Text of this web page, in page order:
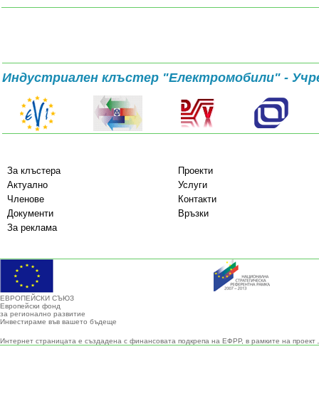
Индустриален клъстер "Електромобили" -
За клъстера
Проекти
Актуално
Услуги
Членове
Контакти
Документи
Връзки
За реклама
ЕВРОПЕЙСКИ СЪЮЗ
Европейски фонд
за регионално развитие
Инвестираме във вашето бъдеще
Интернет страницата е създадена с финансовата подкрепа на ЕФРР, в рамките на